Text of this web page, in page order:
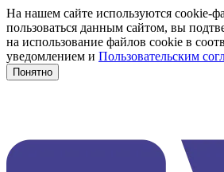
На нашем сайте используются cookie-
пользоваться данным сайтом, вы
на использование файлов cookie в
уведомлением и Пользовательским
Понятно